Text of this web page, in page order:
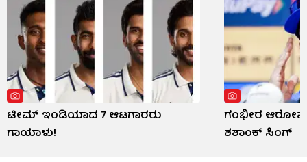
ಟೀಮ್ ಇಂಡಿಯಾದ 7 ಆಟಗಾರರು
ಗಾಯಾಳು!
ಗಂಭೀರ
ಶಶಾಂಕ್ ಸಿಂಗ್